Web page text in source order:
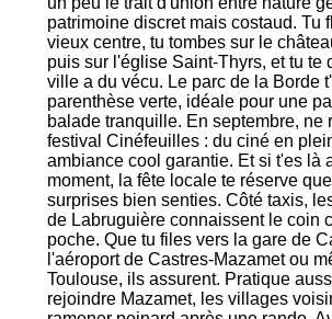
patrimoine discret mais costaud. Tu
vieux centre, tu tombes sur le
puis sur l'église Saint-Thyrs, et tu te
ville a du vécu. Le parc de la Borde
parenthèse verte, idéale pour une
balade tranquille. En septembre, ne
festival Cinéfeuilles : du ciné en
ambiance cool garantie. Et si t'es là
moment, la fête locale te réserve
surprises bien senties. Côté taxis,
de Labruguière connaissent le coin
poche. Que tu files vers la gare de
l'aéroport de Castres-Mazamet ou
Toulouse, ils assurent. Pratique
rejoindre Mazamet, les villages